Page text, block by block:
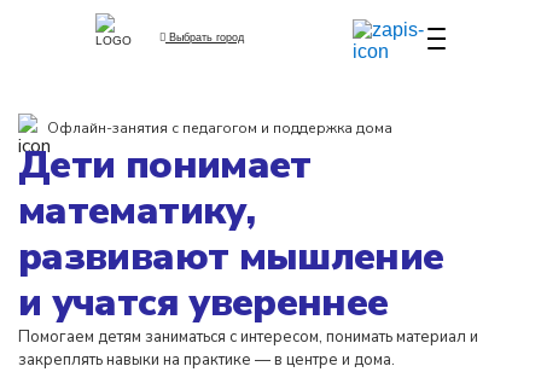
Выбрать город
Офлайн-занятия с педагогом и поддержка дома
Дети понимает
математику,
развивают мышление
и учатся увереннее
Помогаем детям заниматься с интересом, понимать материал и
закреплять навыки на практике — в центре и дома.